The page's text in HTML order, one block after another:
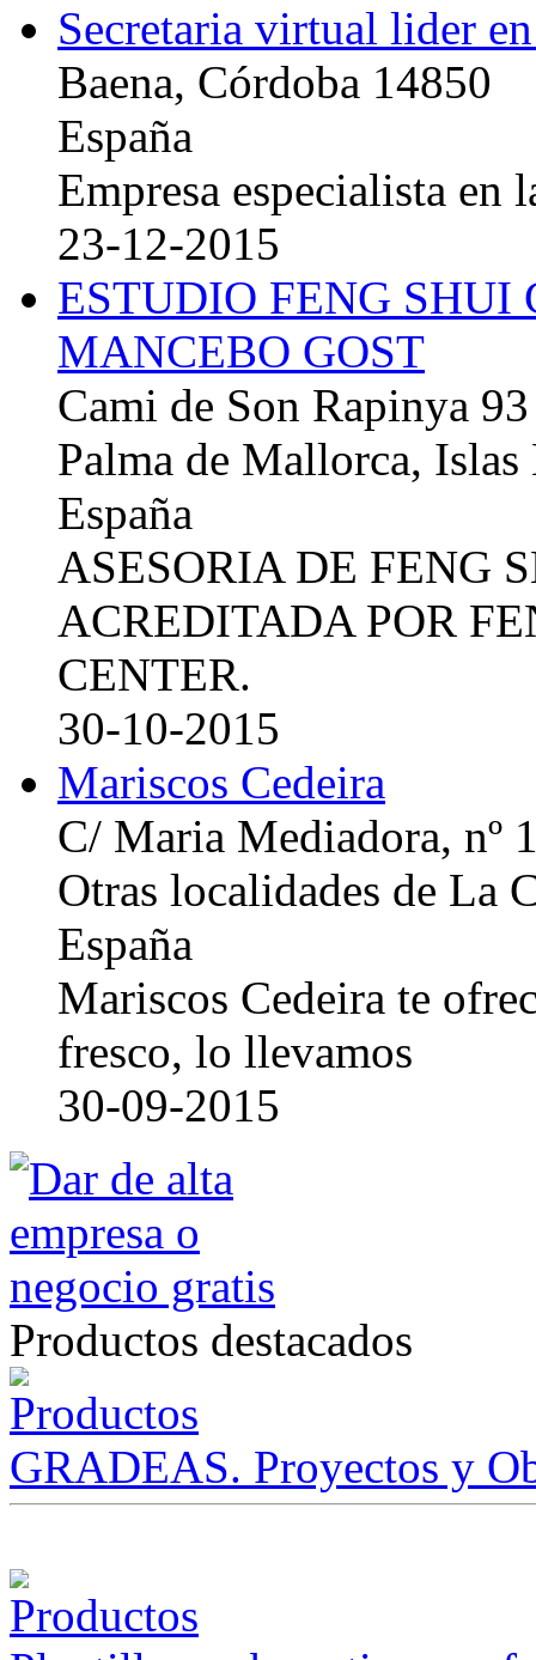
Secretaria virtual lider
Baena, Córdoba 14850
España
Empresa especialista en
23-12-2015
ESTUDIO FENG
MANCEBO GOST
Cami de Son Rapinya 93
Palma de Mallorca, Islas
España
ASESORIA DE FENG
ACREDITADA POR
CENTER.
30-10-2015
Mariscos Cedeira
C/ Maria Mediadora, nº
Otras localidades de La
España
Mariscos Cedeira te
fresco, lo llevamos
30-09-2015
Productos destacados
GRADEAS. Proyectos y